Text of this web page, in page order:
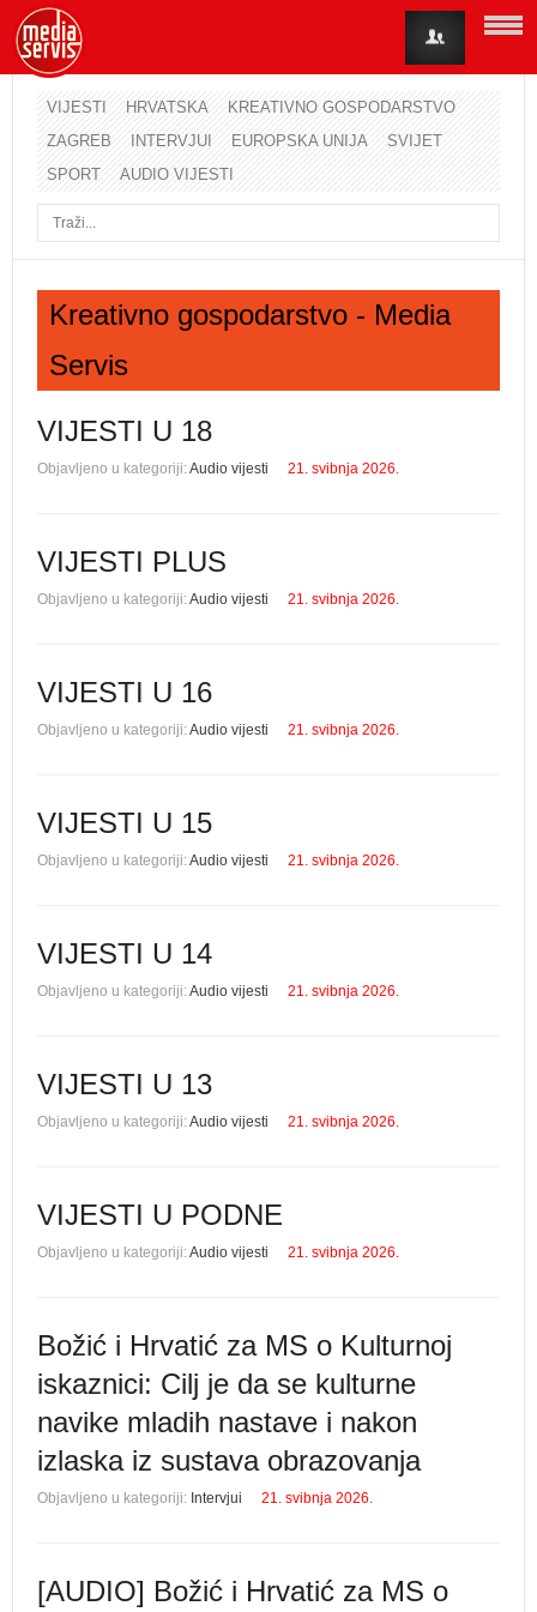
VIJESTI HRVATSKA
KREATIVNO GOSPODARSTVO
ZAGREB
INTERVJUI EUROPSKA UNIJA
SVIJET
SPORT
AUDIO VIJESTI
Kreativno gospodarstvo - Media
Servis
VIJESTI U 18
Objavljeno u kategoriji:Audio vijesti 21. svibnja 2026.
VIJESTI PLUS
Objavljeno u kategoriji:Audio vijesti 21. svibnja 2026.
VIJESTI U 16
Objavljeno u kategoriji:Audio vijesti 21. svibnja 2026.
VIJESTI U 15
Objavljeno u kategoriji:Audio vijesti 21. svibnja 2026.
VIJESTI U 14
Objavljeno u kategoriji:Audio vijesti 21. svibnja 2026.
VIJESTI U 13
Objavljeno u kategoriji:Audio vijesti 21. svibnja 2026.
VIJESTI U PODNE
Objavljeno u kategoriji:Audio vijesti 21. svibnja 2026.
Božić i Hrvatić za MS o Kulturnoj
iskaznici: Cilj je da se kulturne
navike mladih nastave i nakon
izlaska iz sustava obrazovanja
Objavljeno u kategoriji: Intervjui 21. svibnja 2026.
[AUDIO] Božić i Hrvatić za MS o
Korisničko ime
Lozinka